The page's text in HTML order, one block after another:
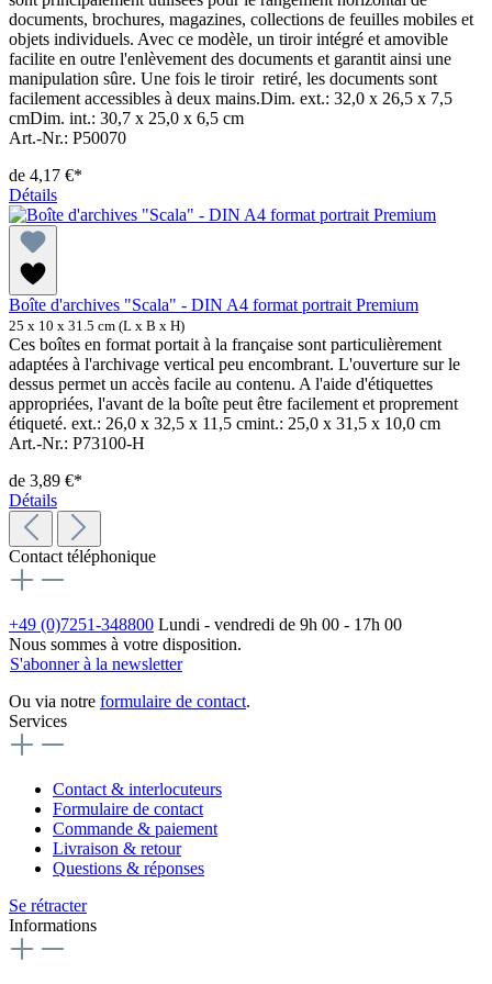
documents, brochures, magazines, collections de feuilles mobiles et
objets individuels. Avec ce modèle, un tiroir intégré et amovible
facilite en outre l'enlèvement des documents et garantit ainsi une
manipulation sûre. Une fois le tiroir retiré, les documents sont
facilement accessibles à deux mains.Dim. ext.: 32,0 x 26,5 x 7,5
cmDim. int.: 30,7 x 25,0 x 6,5 cm
Art.-Nr.: P50070
de 4,17 €*
Détails
Boîte d'archives "Scala" - DIN A4 format portrait Premium
25 x 10 x 31.5 cm (L x B x H)
Ces boîtes en format portait à la française sont particulièrement
adaptées à l'archivage vertical peu encombrant. L'ouverture sur le
dessus permet un accès facile au contenu. A l'aide d'étiquettes
appropriées, l'avant de la boîte peut être facilement et proprement
étiqueté. ext.: 26,0 x 32,5 x 11,5 cmint.: 25,0 x 31,5 x 10,0 cm
Art.-Nr.: P73100-H
de 3,89 €*
Détails
Contact téléphonique
+49 (0)7251-348800 Lundi - vendredi de 9h 00 - 17h 00
Nous sommes à votre disposition.
S'abonner à la newsletter
Ou via notre formulaire de contact.
Services
Contact & interlocuteurs
Formulaire de contact
Commande & paiement
Livraison & retour
Questions & réponses
Se rétracter
Informations